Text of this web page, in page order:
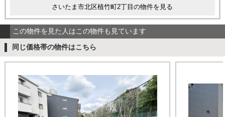
さいたま市北区植竹町2丁目の物件を見る
この物件を見た人はこの物件も見ています
同じ価格帯の物件はこちら